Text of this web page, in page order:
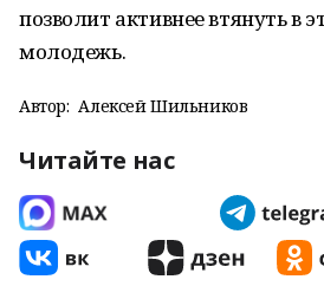
позволит активнее втянуть в
молодежь.
Автор: Алексей Шильников
Читайте нас